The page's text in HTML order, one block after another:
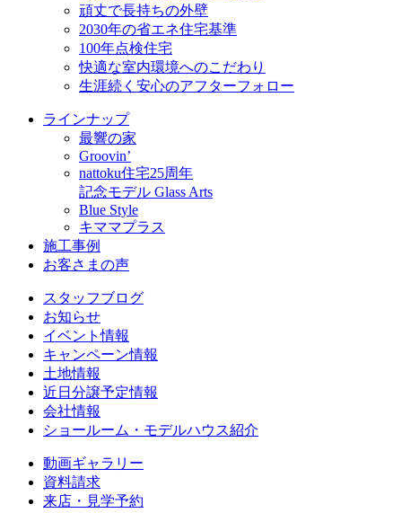
頑丈で長持ちの外壁
2030年の省エネ住宅基準
100年点検住宅
快適な室内環境へのこだわり
生涯続く安心のアフターフォロー
ラインナップ
最響の家
Groovin’
nattoku住宅25周年
記念モデル Glass Arts
Blue Style
キママプラス
施工事例
お客さまの声
スタッフブログ
お知らせ
イベント情報
キャンペーン情報
土地情報
近日分譲予定情報
会社情報
ショールーム・モデルハウス紹介
動画ギャラリー
資料請求
来店・見学予約